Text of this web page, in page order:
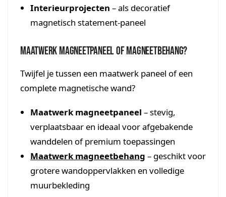
Interieurprojecten – als decoratief
magnetisch statement-paneel
Maatwerk magneetpaneel of magneetbehang?
Twijfel je tussen een maatwerk paneel of een
complete magnetische wand?
Maatwerk magneetpaneel – stevig,
verplaatsbaar en ideaal voor afgebakende
wanddelen of premium toepassingen
Maatwerk magneetbehang – geschikt voor
grotere wandoppervlakken en volledige
muurbekleding